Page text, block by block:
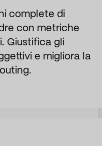
complete di
con metriche
Giustifica gli
e migliora la